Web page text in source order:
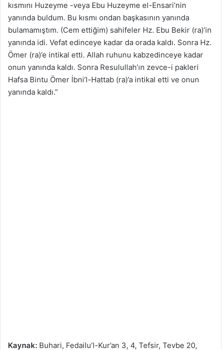
kısmını Huzeyme -veya Ebu Huzeyme el-Ensari’nin
yanında buldum. Bu kısmı ondan başkasının yanında
bulamamıştım. (Cem ettiğim) sahifeler Hz. Ebu Bekir (ra)’in
yanında idi. Vefat edinceye kadar da orada kaldı. Sonra Hz.
Ömer (ra)’e intikal etti. Allah ruhunu kabzedinceye kadar
onun yanında kaldı. Sonra Resulullah’ın zevce-i pakleri
Hafsa Bintu Ömer İbni’l-Hattab (ra)’a intikal etti ve onun
yanında kaldı.”
Kaynak: Buhari, Fedailu’l-Kur’an 3, 4, Tefsir, Tevbe 20,